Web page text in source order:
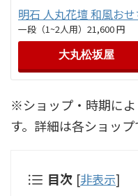
明石 人丸花壇 和風おせ
一段（1~2人用）21,600 円
大丸松坂屋
※ショップ・時期に
す。詳細は各ショップ
目次 [非表示]